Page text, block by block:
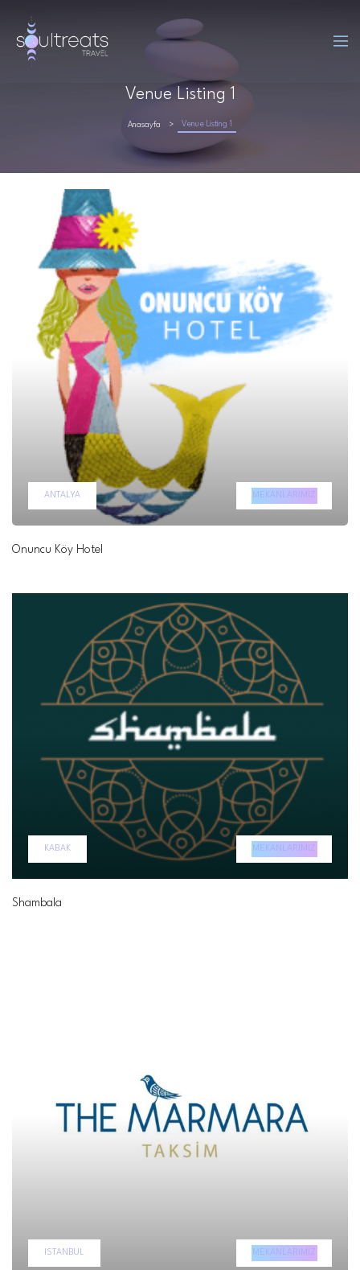
Venue Listing 1
Anasayfa Venue Listing 1
MEKANLARIMIZ
ANTALYA
Onuncu Köy Hotel
MEKANLARIMIZ
KABAK
Shambala
MEKANLARIMIZ
ISTANBUL